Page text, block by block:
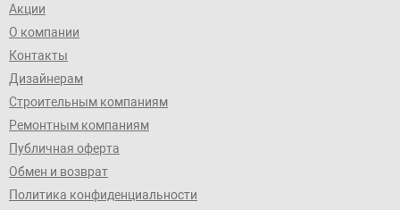
Акции
О компании
Контакты
Дизайнерам
Строительным компаниям
Ремонтным компаниям
Публичная оферта
Обмен и возврат
Политика конфиденциальности